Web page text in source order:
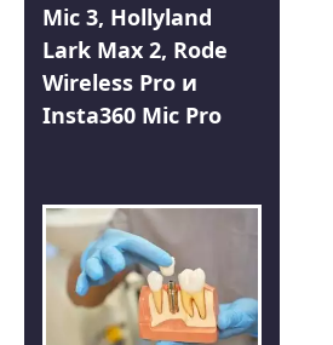
Mic 3, Hollyland
Lark Max 2, Rode
Wireless Pro и
Insta360 Mic Pro